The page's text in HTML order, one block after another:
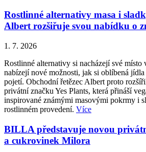
Rostlinné alternativy masa i
Albert rozšiřuje svou nabídku o
1. 7. 2026
Rostlinné alternativy si nacházejí své
nabízejí nové možnosti, jak si oblíbená
pojetí. Obchodní řetězec Albert proto
privátní značku Yes Plants, která přináší
inspirované známými masovými pokrmy i
rostlinném provedení. Více
BILLA představuje novou
a cukrovinek Milora